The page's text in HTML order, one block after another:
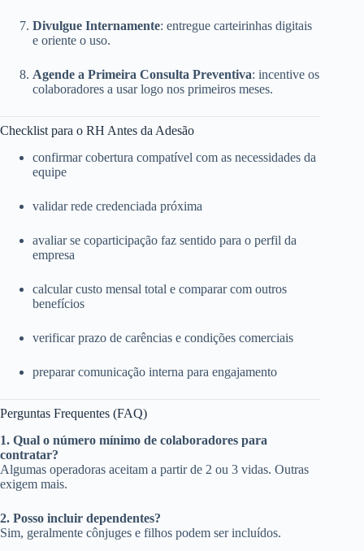
Divulgue Internamente: entregue carteirinhas digitais
e oriente o uso.
Agende a Primeira Consulta Preventiva: incentive os
colaboradores a usar logo nos primeiros meses.
Checklist para o RH Antes da Adesão
confirmar cobertura compatível com as necessidades da
equipe
validar rede credenciada próxima
avaliar se coparticipação faz sentido para o perfil da
empresa
calcular custo mensal total e comparar com outros
benefícios
verificar prazo de carências e condições comerciais
preparar comunicação interna para engajamento
Perguntas Frequentes (FAQ)
1. Qual o número mínimo de colaboradores para
contratar?
Algumas operadoras aceitam a partir de 2 ou 3 vidas. Outras
exigem mais.
2. Posso incluir dependentes?
Sim, geralmente cônjuges e filhos podem ser incluídos.